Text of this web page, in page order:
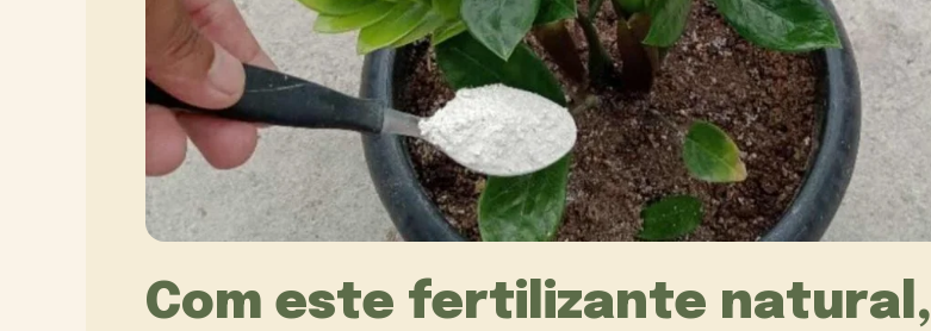
Com este fertilizante natural,